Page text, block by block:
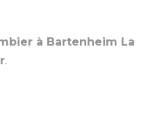
à Bartenheim La
.